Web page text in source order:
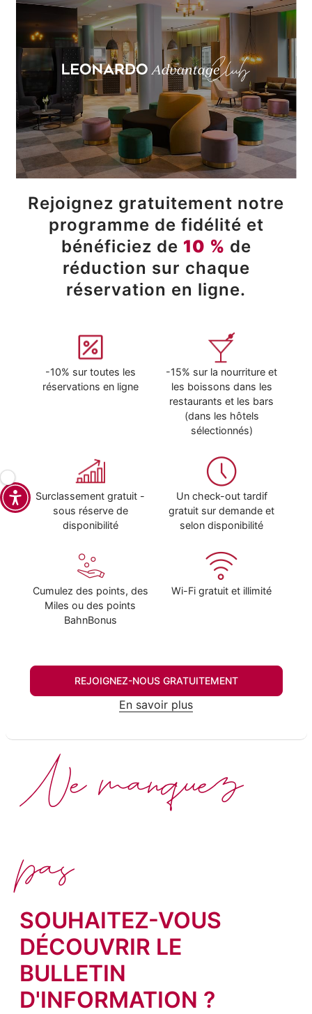
Rejoignez gratuitement notre
programme de fidélité et
bénéficiez de 10 % de
réduction sur chaque
réservation en ligne.
-10% sur toutes les
réservations en ligne
-15% sur la nourriture et
les boissons dans les
restaurants et les bars
(dans les hôtels
sélectionnés)
Surclassement gratuit -
sous réserve de
disponibilité
Un check-out tardif
gratuit sur demande et
selon disponibilité
Cumulez des points, des
Miles ou des points
BahnBonus
Wi-Fi gratuit et illimité
REJOIGNEZ-NOUS GRATUITEMENT
En savoir plus
SOUHAITEZ-VOUS
DÉCOUVRIR LE
BULLETIN
D'INFORMATION ?
Ne manquez
pas